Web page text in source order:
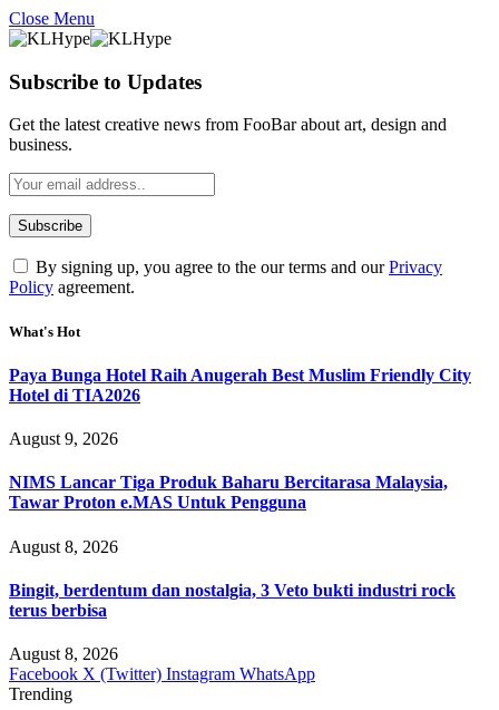
Close Menu
Subscribe to Updates
Get the latest creative news from FooBar about art, design and
business.
By signing up, you agree to the our terms and ourPrivacy
Policy agreement.
What's Hot
Paya Bunga Hotel Raih Anugerah Best Muslim Friendly City
Hotel di TIA2026
August 9, 2026
NIMS Lancar Tiga Produk Baharu Bercitarasa Malaysia,
Tawar Proton e.MAS Untuk Pengguna
August 8, 2026
Bingit, berdentum dan nostalgia, 3 Veto bukti industri rock
terus berbisa
August 8, 2026
Facebook X (Twitter) Instagram WhatsApp
Trending